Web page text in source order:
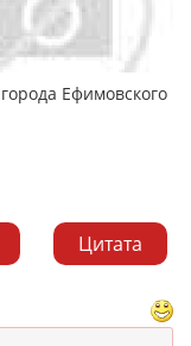
Ефимовского
Цитата